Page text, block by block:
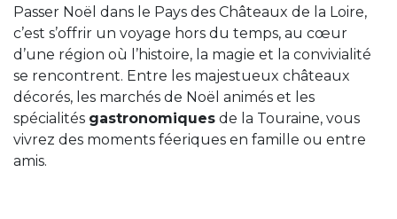
Passer Noël dans le Pays des Châteaux de la Loire,
c’est s’offrir un voyage hors du temps, au cœur
d’une région où l’histoire, la magie et la convivialité
se rencontrent. Entre les majestueux châteaux
décorés, les marchés de Noël animés et les
spécialités gastronomiques de la Touraine, vous
vivrez des moments féeriques en famille ou entre
amis.